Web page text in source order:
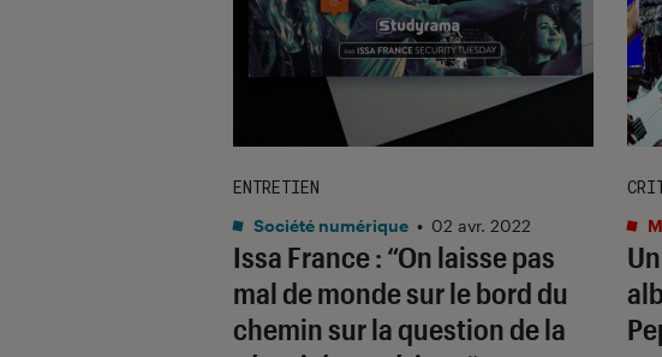
Issa France : “On laisse pas
mal de monde sur le bord du
chemin sur la question de la
ENTRETIEN
Société numérique • 02 avr. 2022